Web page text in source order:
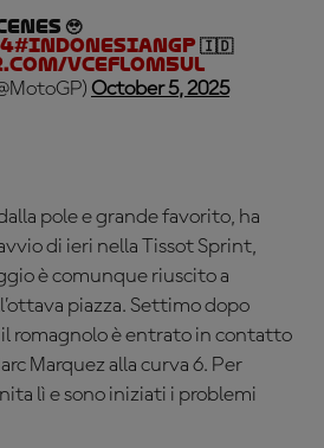
🥹
#IndonesianGP 🇮🇩
VCeFlOM5uL
October 5, 2025
pole e grande favorito, ha
di ieri nella Tissot Sprint,
è comunque riuscito a
piazza. Settimo dopo
romagnolo è entrato in contatto
Marquez alla curva 6. Per
lì e sono iniziati i problemi